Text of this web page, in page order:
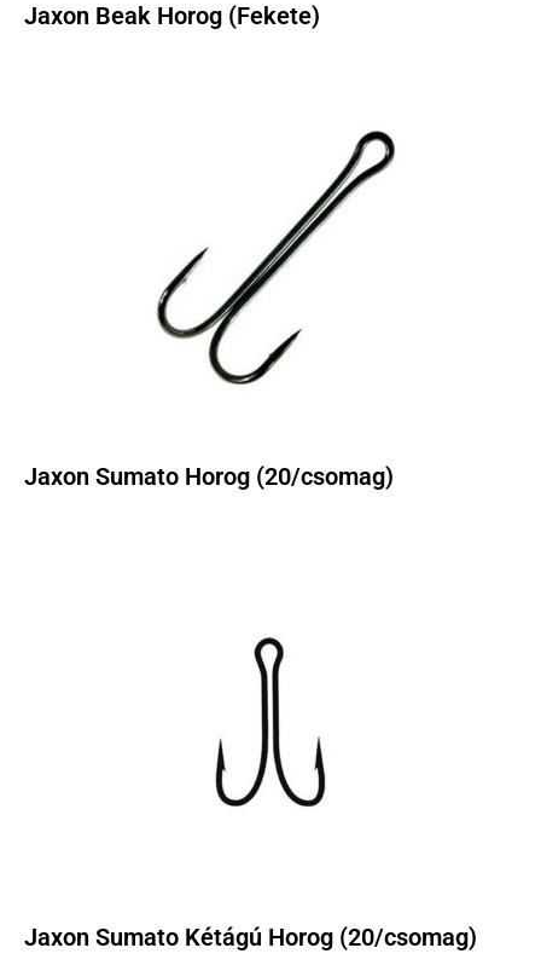
Jaxon Beak Horog (Fekete)
Jaxon Sumato Horog (20/csomag)
Jaxon Sumato Kétágú Horog (20/csomag)